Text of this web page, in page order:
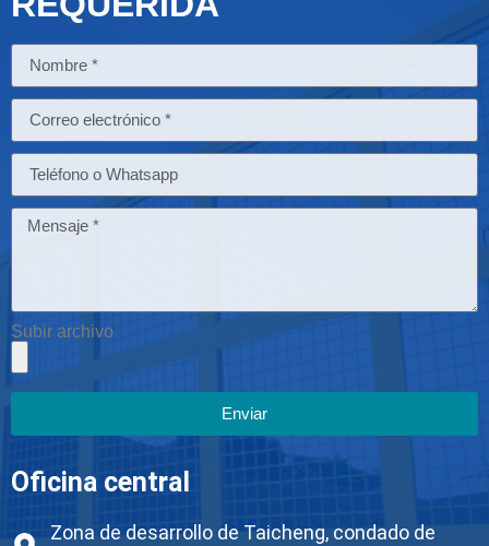
Subir archivo
Enviar
Oficina central
Zona de desarrollo de Taicheng, condado de